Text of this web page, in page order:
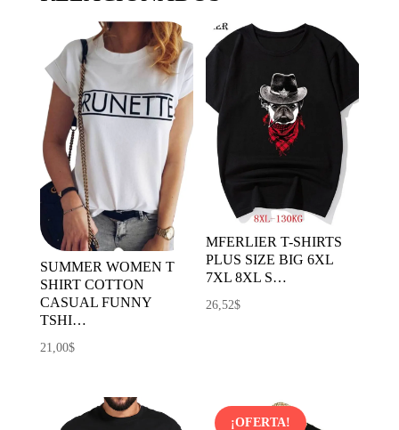
SUMMER WOMEN T
SHIRT COTTON
CASUAL FUNNY
TSHI…
21,00$
MFERLIER T-SHIRTS
PLUS SIZE BIG 6XL
7XL 8XL S…
26,52$
¡OFERTA!